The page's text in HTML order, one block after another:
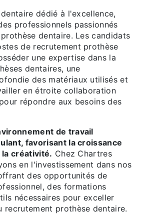
dédié à l'excellence,
professionnels passionnés
dentaire. Les candidats
de recrutement prothèse
une expertise dans la
dentaires, une
des matériaux utilisés et
en étroite collaboration
répondre aux besoins des
de travail
favorisant la croissance
créativité. Chez Chartres
en l'investissement dans nos
des opportunités de
des formations
nécessaires pour exceller
recrutement prothèse dentaire.